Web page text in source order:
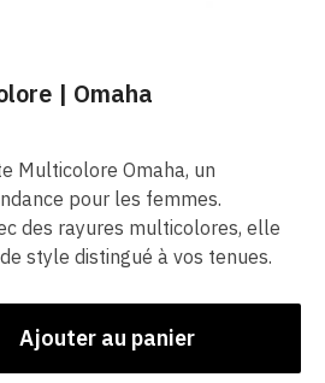
| Omaha
Multicolore Omaha, un
pour les femmes.
des rayures multicolores, elle
style distingué à vos tenues.
Ajouter au panier